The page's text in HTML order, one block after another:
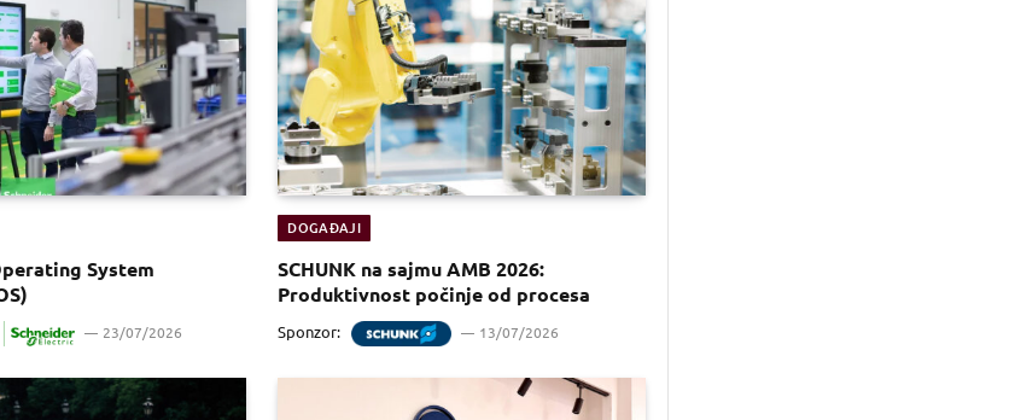
System
23/07/2026
DOGAĐAJI
SCHUNK na sajmu AMB 2026:
Produktivnost počinje od procesa
Sponzor: 13/07/2026